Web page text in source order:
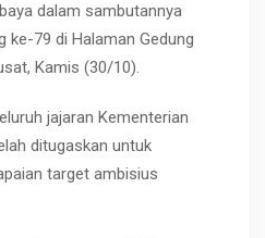
dalam sambutannya
ke-79 di Halaman Gedung
Kamis (30/10).
jajaran Kementerian
ditugaskan untuk
target ambisius